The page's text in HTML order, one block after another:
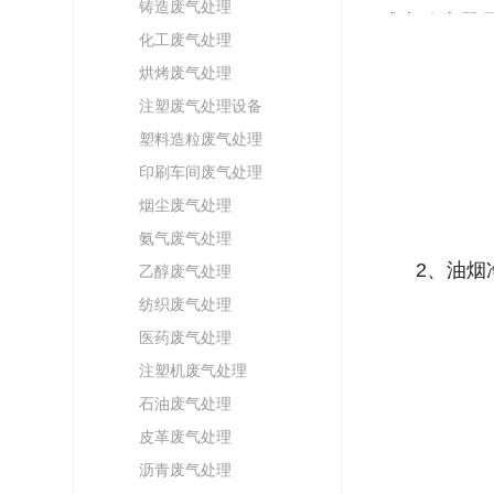
铸造废气处理
化工废气处理
烘烤废气处理
注塑废气处理设备
塑料造粒废气处理
印刷车间废气处理
烟尘废气处理
氨气废气处理
乙醇废气处理
纺织废气处理
医药废气处理
注塑机废气处理
石油废气处理
皮革废气处理
沥青废气处理
2、油烟